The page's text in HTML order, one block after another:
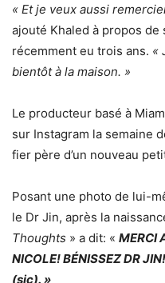
« Et je veux aussi
ajouté Khaled à propos
récemment eu trois ans. «
bientôt à la maison. »
Le producteur basé à
sur Instagram la semaine
fier père d’un nouveau
Posant une photo de lui-
le Dr Jin, après la
Thoughts » a dit: « MERCI
NICOLE! BÉNISSEZ DR
(sic). »